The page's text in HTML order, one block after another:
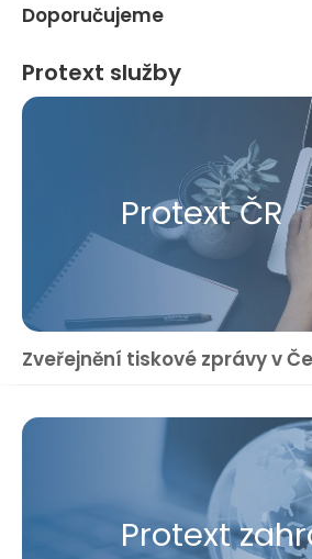
Doporučujeme
Protext služby
Protext ČR
Zveřejnění tiskové zprávy v
Protext